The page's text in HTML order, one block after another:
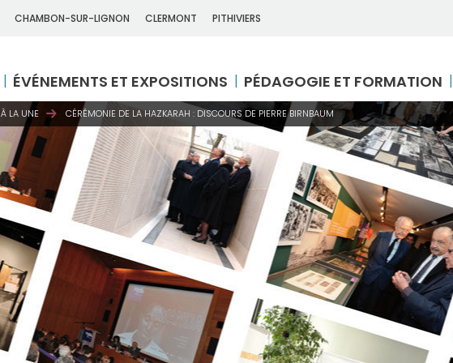
CHAMBON-SUR-LIGNON CLERMONT PITHIVIERS
ÉVÉNEMENTS ET EXPOSITIONS PÉDAGOGIE ET FORMATION
À LA UNE CÉRÉMONIE DE LA HAZKARAH : DISCOURS DE PIERRE BIRNBAUM